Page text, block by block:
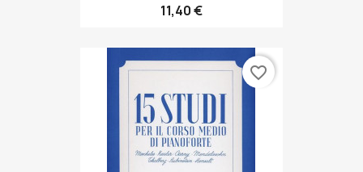
11,40 €
favorite_border